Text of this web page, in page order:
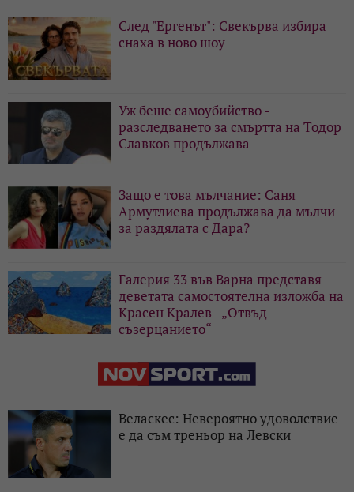
След "Ергенът": Свекърва избира
снаха в ново шоу
Уж беше самоубийство -
разследването за смъртта на Тодор
Славков продължава
Защо е това мълчание: Саня
Армутлиева продължава да мълчи
за раздялата с Дара?
Галерия 33 във Варна представя
деветата самостоятелна изложба на
Красен Кралев - „Отвъд
съзерцанието“
Веласкес: Невероятно удоволствие
е да съм треньор на Левски